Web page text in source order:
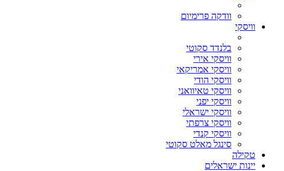
וודקה פרימיום
וויסקי
בלנדד סקוטי
וויסקי אירי
וויסקי אמריקאי
וויסקי הודי
וויסקי טאיוואני
וויסקי יפני
וויסקי ישראלי
וויסקי צרפתי
וויסקי קנדי
סינגל מאלט סקוטי
טקילה
יינות ישראלים